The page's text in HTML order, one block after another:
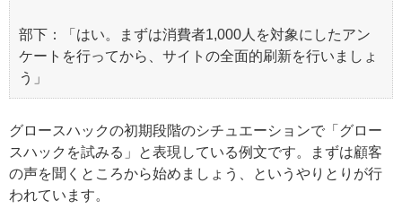
部下：「はい。まずは消費者1,000人を対象にしたアン
ケートを行ってから、サイトの全面的刷新を行いましょ
う」
グロースハックの初期段階のシチュエーションで「グロー
スハックを試みる」と表現している例文です。まずは顧客
の声を聞くところから始めましょう、というやりとりが行
われています。